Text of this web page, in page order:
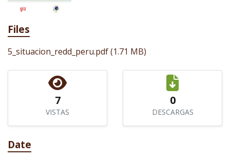
Files
5_situacion_redd_peru.pdf(1.71 MB)
7
VISTAS
0
DESCARGAS
Date